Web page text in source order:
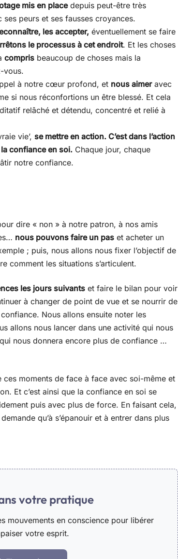
mis en placedepuis peut-être très
peurs et ses fausses croyances.
les accepter, éventuellement se faire
le processus à cet endroit. Et les choses
compris beaucoup de choses mais la
vous.
à notre cœur profond, et nous aimeravec
si nous réconfortions un être blessé. Et cela
relâché et détendu, concentré et relié à
vie’, se mettre en action. C’est dans l’action
confiance en soi. Chaque jour, chaque
notre confiance.
dire « non » à notre patron, à nos amis
nous pouvons faire un pas et acheter un
; puis, nous allons nous fixer l’objectif de
comment les situations s’articulent.
les jours suivants et faire le bilan pour voir
à changer de point de vue et se nourrir de
Nous allons ensuite noter les
allons nous lancer dans une activité qui nous
nous donnera encore plus de confiance …
ces moments de face à face avec soi-même et
Et c’est ainsi que la confiance en soi se
puis avec plus de force. En faisant cela,
qu’à s’épanouir et à entrer dans plus
votre pratique
mouvements en conscience pour libérer
votre esprit.